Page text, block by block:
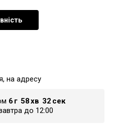
на адресу
6 г 58хв 32 сек
до 12:00